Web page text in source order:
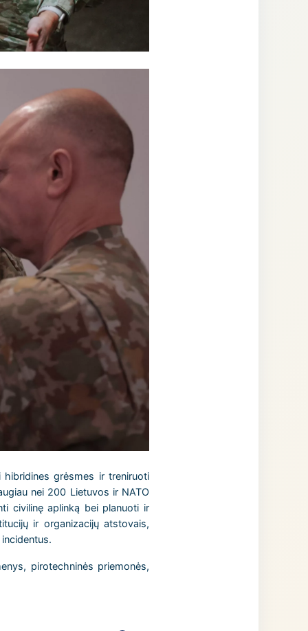
grėsmes ir treniruoti
nei 200 Lietuvos ir NATO
civilinę aplinką bei planuoti ir
ir organizacijų atstovais,
pirotechninės priemonės,